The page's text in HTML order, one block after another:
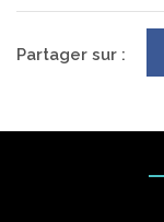
Partager sur :